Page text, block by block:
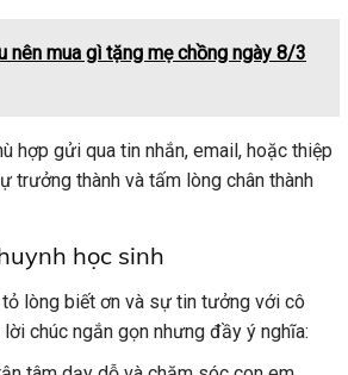
nên mua gì tặng mẹ chồng ngày 8/3
hợp gửi qua tin nhắn, email, hoặc thiệp
trưởng thành và tấm lòng chân thành
học sinh
tỏ lòng biết ơn và sự tin tưởng với cô
chúc ngắn gọn nhưng đầy ý nghĩa: